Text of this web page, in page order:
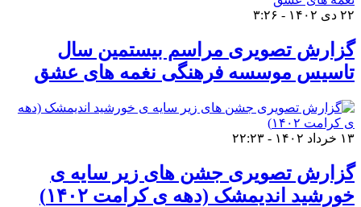
۲۲ دی ۱۴۰۲ - ۳:۲۶
گزارش تصویری مراسم بیستمین سال
تاسیس موسسه فرهنگی نغمه های عشق
۱۳ خرداد ۱۴۰۲ - ۲۲:۲۳
گزارش تصویری جشن های زیر سایه ی
خورشید اندیمشک (دهه ی کرامت ۱۴۰۲)